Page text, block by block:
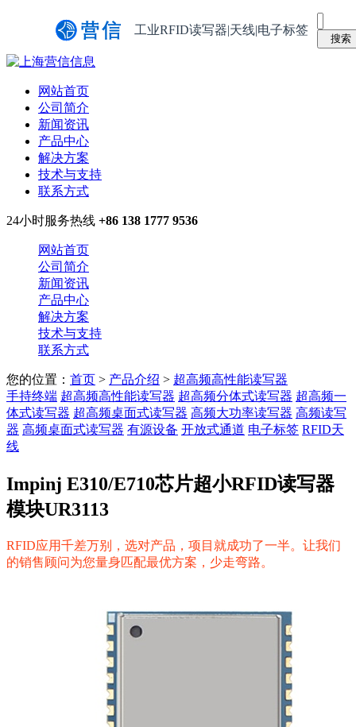
工业RFID读写器|天线|电子标签
网站首页
公司简介
新闻资讯
产品中心
解决方案
技术与支持
联系方式
24小时服务热线 +86 138 1777 9536
网站首页
公司简介
新闻资讯
产品中心
解决方案
技术与支持
联系方式
您的位置： 首页 > 产品介绍 > 超高频高性能读写器
手持终端 超高频高性能读写器 超高频分体式读写器 超高频一
体式读写器 超高频桌面式读写器 高频大功率读写器 高频读写
器 高频桌面式读写器 有源设备 开放式通道 电子标签 RFID天
线
Impinj E310/E710芯片超小RFID读写器
模块UR3113
RFID应用千差万别，选对产品，项目就成功了一半。让我们
的销售顾问为您量身匹配最优方案，少走弯路。